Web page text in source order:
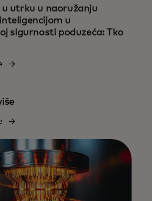
u utrku u naoružanju
u
sigurnosti poduzeća: Tko